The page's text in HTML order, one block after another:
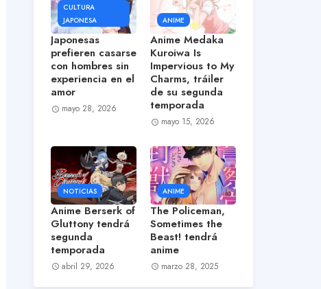
CULTURA
JAPONESA
Japonesas
prefieren casarse
con hombres sin
experiencia en el
amor
mayo 28, 2026
ANIME
Anime Medaka
Kuroiwa Is
Impervious to My
Charms, tráiler
de su segunda
temporada
mayo 15, 2026
NOTICIAS
Anime Berserk of
Gluttony tendrá
segunda
temporada
abril 29, 2026
ANIME
The Policeman,
Sometimes the
Beast! tendrá
anime
marzo 28, 2025